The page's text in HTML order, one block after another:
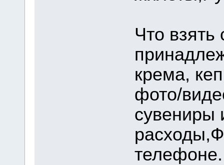
Что
крема,
фото/
сувениры
телефоне.